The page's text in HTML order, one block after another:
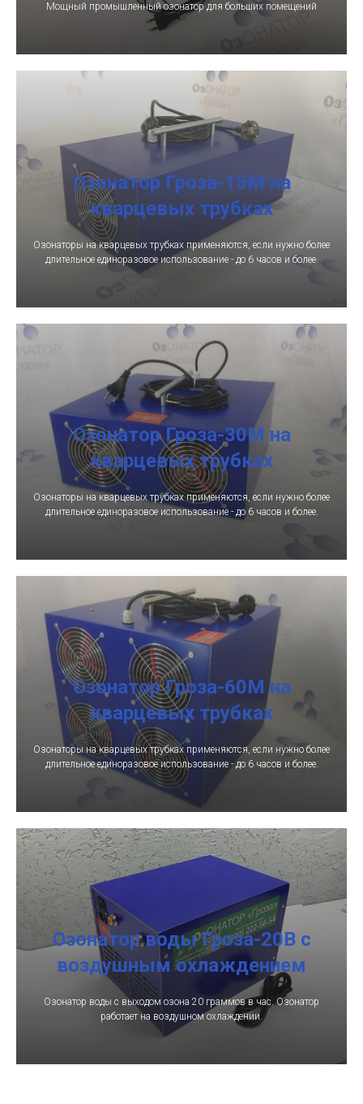
Мощный промышленный озонатор для больших помещений
Озонатор Гроза-15М на
кварцевых трубках
Озонаторы на кварцевых трубках применяются, если нужно более
длительное единоразовое использование - до 6 часов и более.
Озонатор Гроза-30М на
кварцевых трубках
Озонаторы на кварцевых трубках применяются, если нужно более
длительное единоразовое использование - до 6 часов и более.
Озонатор Гроза-60М на
кварцевых трубках
Озонаторы на кварцевых трубках применяются, если нужно более
длительное единоразовое использование - до 6 часов и более.
Озонатор воды Гроза-20В с
воздушным охлаждением
Озонатор воды с выходом озона 20 граммов в час. Озонатор
работает на воздушном охлаждении.